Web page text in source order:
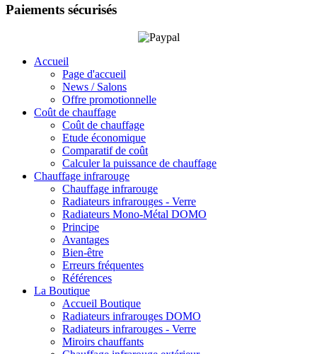
Paiements sécurisés
Accueil
Page d'accueil
News / Salons
Offre promotionnelle
Coût de chauffage
Coût de chauffage
Etude économique
Comparatif de coût
Calculer la puissance de chauffage
Chauffage infrarouge
Chauffage infrarouge
Radiateurs infrarouges - Verre
Radiateurs Mono-Métal DOMO
Principe
Avantages
Bien-être
Erreurs fréquentes
Références
La Boutique
Accueil Boutique
Radiateurs infrarouges DOMO
Radiateurs infrarouges - Verre
Miroirs chauffants